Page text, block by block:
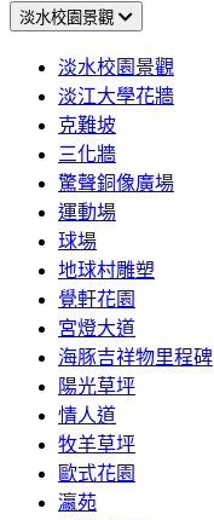
淡水校園景觀
淡水校園景觀
淡江大學花牆
克難坡
三化牆
驚聲銅像廣場
運動場
球場
地球村雕塑
覺軒花園
宮燈大道
海豚吉祥物里程碑
陽光草坪
情人道
牧羊草坪
歐式花園
瀛苑